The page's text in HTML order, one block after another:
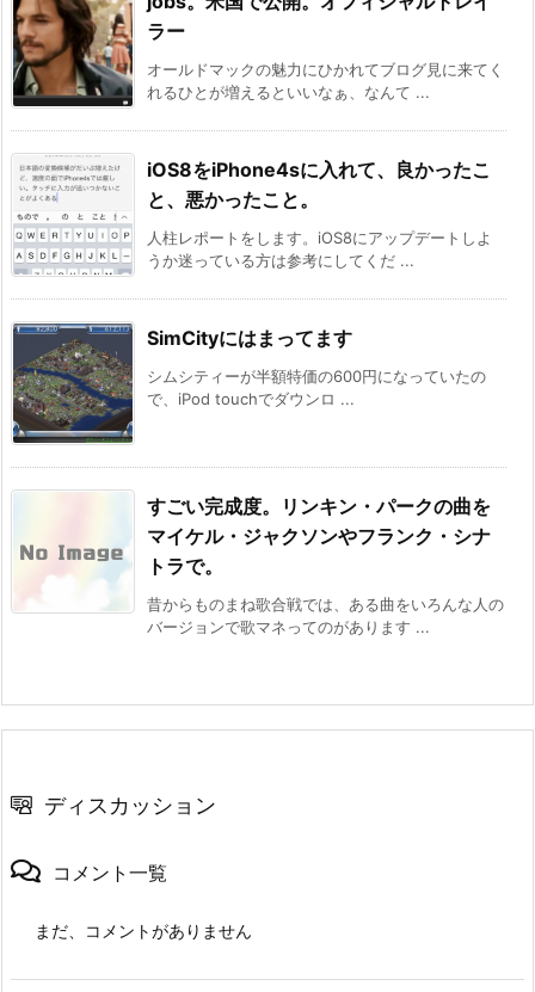
ラー
オールドマックの魅力にひかれてブログ見に来てく
れるひとが増えるといいなぁ、なんて ...
iOS8をiPhone4sに入れて、良かったこ
と、悪かったこと。
人柱レポートをします。iOS8にアップデートしよ
うか迷っている方は参考にしてくだ ...
SimCityにはまってます
シムシティーが半額特価の600円になっていたの
で、iPod touchでダウンロ ...
すごい完成度。リンキン・パークの曲を
マイケル・ジャクソンやフランク・シナ
トラで。
昔からものまね歌合戦では、ある曲をいろんな人の
バージョンで歌マネってのがあります ...
ディスカッション
コメント一覧
まだ、コメントがありません